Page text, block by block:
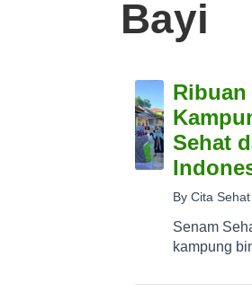
Bayi
Sehat
By Cita Sehat
Senam
kampung